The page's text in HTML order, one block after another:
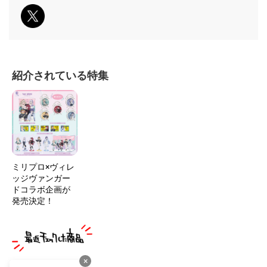
紹介されている特集
ミリプロ×ヴィレ
ッジヴァンガー
ドコラボ企画が
発売決定！
×